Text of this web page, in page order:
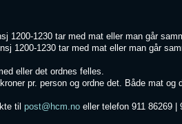
1230 tar med mat eller man går
1200-1230 tar med mat eller man går
eller det ordnes felles.
pr. person og ordne det. Både mat og
til post@hcm.no eller telefon 911 86269 |